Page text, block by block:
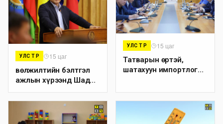
УЛС ТӨР 15 цаг
Өвөлжилтийн бэлтгэл
ажлын хүрээнд Шадар
сайд Н.Номтойбаяр
Дорноговь аймагт
ажиллав
УЛС ТӨР 15 цаг
Татварын өртэй,
шатахуун импортлогч